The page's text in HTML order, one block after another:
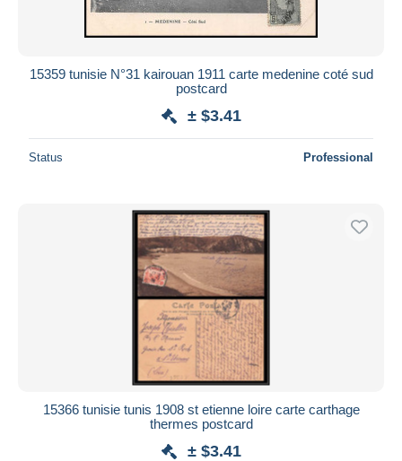
15359 tunisie N°31 kairouan 1911 carte medenine coté sud
postcard
± $3.41
Status Professional
15366 tunisie tunis 1908 st etienne loire carte carthage
thermes postcard
± $3.41